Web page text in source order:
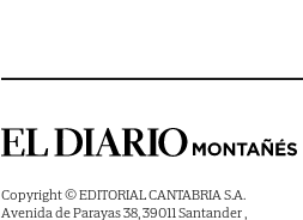
Copyright © EDITORIAL CANTABRIA S.A.
Avenida de Parayas 38, 39011 Santander ,